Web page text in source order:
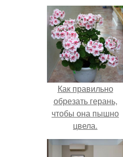
Как правильно
обрезать герань,
чтобы она пышно
цвела.